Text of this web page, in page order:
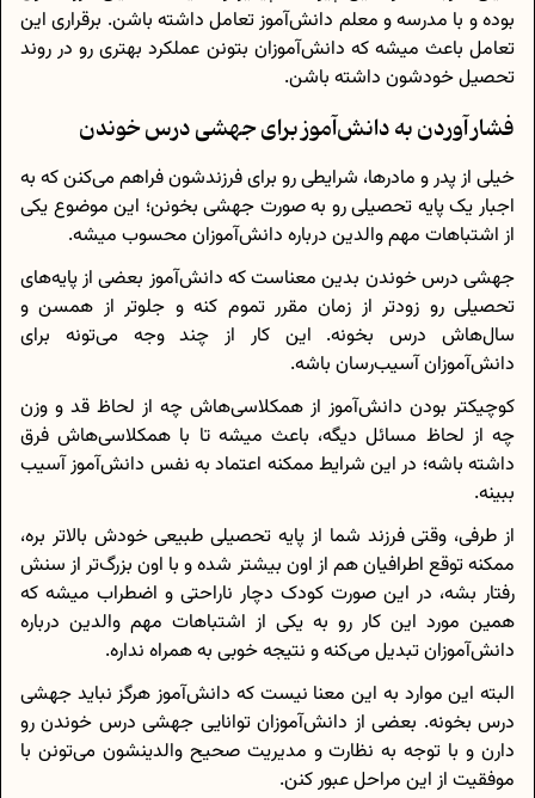
بوده و با مدرسه و معلم دانش‌آموز تعامل داشته باشن. برقراری این
تعامل باعث میشه که دانش‌آموزان بتونن عملکرد بهتری رو در روند
تحصیل خودشون داشته باشن.
فشار آوردن به دانش‌آموز برای جهشی درس خوندن
خیلی از پدر و مادر‌ها، شرایطی رو برای فرزندشون فراهم می‌کنن که به
اجبار یک پایه تحصیلی رو به صورت جهشی بخونن؛ این موضوع یکی
از اشتباهات مهم والدین درباره دانش‌آموزان محسوب میشه.
جهشی درس خوندن بدین معناست که دانش‌آموز بعضی از پایه‌های
تحصیلی رو زودتر از زمان مقرر تموم کنه و جلوتر از همسن و
سال‌هاش درس بخونه. این کار از چند وجه می‌‌تونه برای
دانش‌آموزان آسیب‌رسان باشه.
کوچیکتر بودن دانش‌آموز از همکلاسی‌هاش چه از لحاظ قد و وزن
چه از لحاظ مسائل دیگه، باعث میشه تا با همکلاسی‌هاش فرق
داشته باشه؛ در این شرایط ممکنه اعتماد به نفس دانش‌آموز آسیب
ببینه.
از طرفی، وقتی فرزند شما از پایه تحصیلی طبیعی خودش بالاتر بره،
ممکنه توقع اطرافیان هم از اون بیشتر شده و با اون بزرگ‌تر از سنش
رفتار بشه، در این صورت کودک دچار ناراحتی و اضطراب میشه که
همین مورد این کار رو به یکی از اشتباهات مهم والدین درباره
دانش‌آموزان تبدیل می‌کنه و نتیجه خوبی به همراه نداره.
البته این موارد به این معنا نیست که دانش‌آموز هرگز نباید جهشی
درس بخونه. بعضی از دانش‌آموزان توانایی جهشی درس خوندن رو
دارن و با توجه به نظارت و مدیریت صحیح والدینشون می‌تونن با
موفقیت از این مراحل عبور کنن.